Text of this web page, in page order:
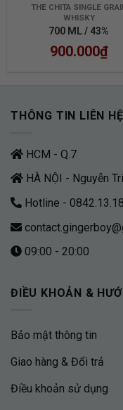
THE CHITA SINGLE
WHISKY
700 ML / 43%
900.000₫
THÔNG TIN LIÊN HỆ
HCM - Q.7
HÀ NỘI - Nguyễn
Hotline -
09:00 - 20:00
ĐIỀU KHOẢN &
Bảo mật thông tin
Giao hàng & Đổi trả
Điều khoản sử dụng